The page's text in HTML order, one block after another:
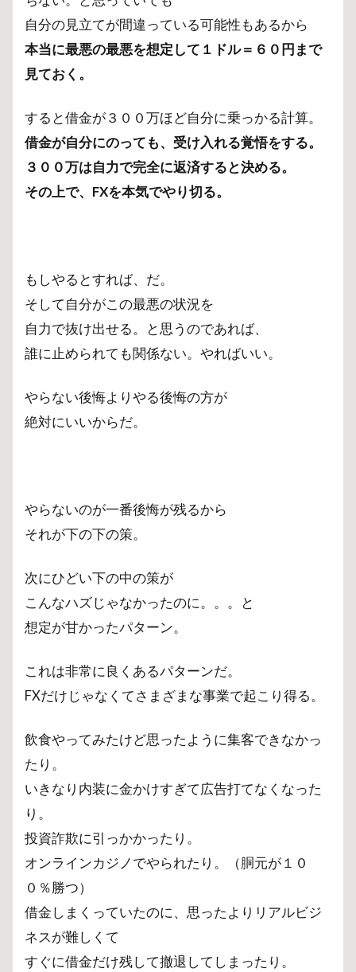
自分の見立てが間違っている可能性もあるから
本当に最悪の最悪を想定して１ドル＝６０円まで
見ておく。
すると借金が３００万ほど自分に乗っかる計算。
借金が自分にのっても、受け入れる覚悟をする。
３００万は自力で完全に返済すると決める。
その上で、FXを本気でやり切る。
もしやるとすれば、だ。
そして自分がこの最悪の状況を
自力で抜け出せる。と思うのであれば、
誰に止められても関係ない。やればいい。
やらない後悔よりやる後悔の方が
絶対にいいからだ。
やらないのが一番後悔が残るから
それが下の下の策。
次にひどい下の中の策が
こんなハズじゃなかったのに。。。と
想定が甘かったパターン。
これは非常に良くあるパターンだ。
FXだけじゃなくてさまざまな事業で起こり得る。
飲食やってみたけど思ったように集客できなかっ
たり。
いきなり内装に金かけすぎて広告打てなくなった
り。
投資詐欺に引っかかったり。
オンラインカジノでやられたり。（胴元が１０
０％勝つ）
借金しまくっていたのに、思ったよりリアルビジ
ネスが難しくて
すぐに借金だけ残して撤退してしまったり。